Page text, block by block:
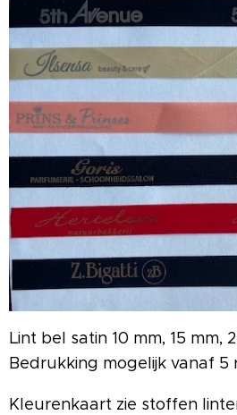
Lint bel satin 10 mm, 15 mm,
Bedrukking mogelijk vanaf 5
Kleurenkaart zie stoffen